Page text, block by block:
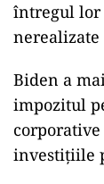
întregul
Biden a
impozitul
investiţiile